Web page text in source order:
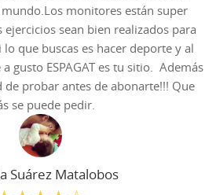
monitores están super
sean bien realizados para
que buscas es hacer deporte y al
gusto ESPAGAT es tu sitio. Además
probar antes de abonarte!!! Que
se puede pedir.
Suárez Matalobos